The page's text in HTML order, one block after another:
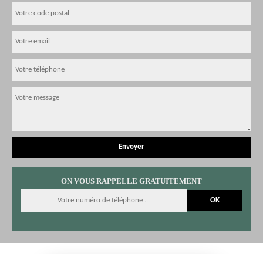
ON VOUS RAPPELLE GRATUITEMENT